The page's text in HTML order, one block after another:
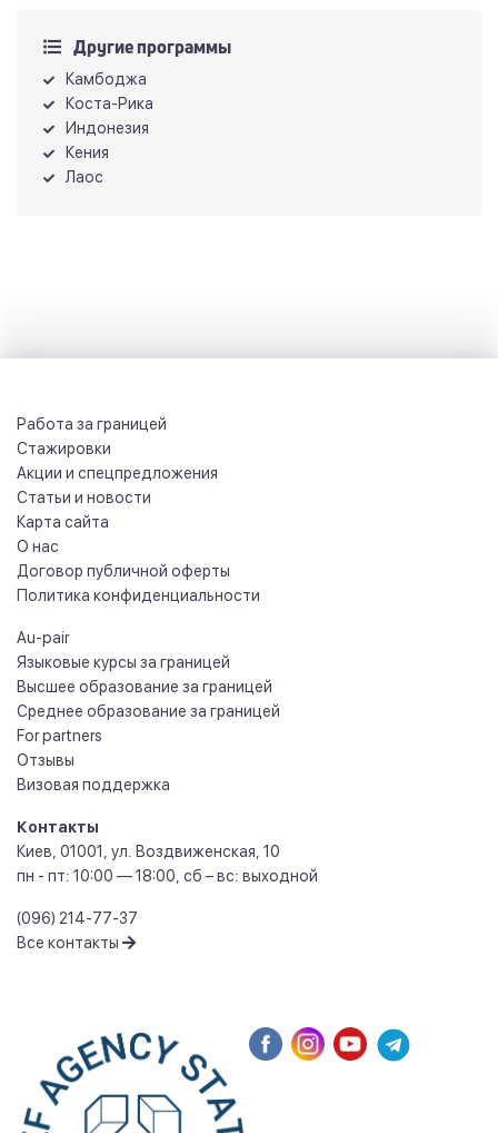
Другие программы
Камбоджа
Коста-Рика
Индонезия
Кения
Лаос
Работа за границей
Стажировки
Акции и спецпредложения
Статьи и новости
Карта сайта
О нас
Договор публичной оферты
Политика конфиденциальности
Au-pair
Языковые курсы за границей
Высшее образование за границей
Среднее образование за границей
For partners
Отзывы
Визовая поддержка
Контакты
Киев 01001
ул. Воздвиженская, 10
пн - пт: 10:00 — 18:00, сб – вс: выходной
(096) 214-77-37
Все контакты